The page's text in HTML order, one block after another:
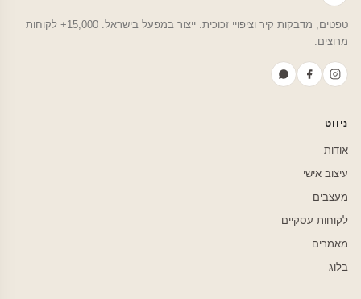
טפטים, מדבקות קיר וציפויי זכוכית. ייצור במפעל בישראל. 15,000+ לקוחות
מרוצים.
ניווט
אודות
עיצוב אישי
מעצבים
לקוחות עסקיים
מאמרים
בלוג